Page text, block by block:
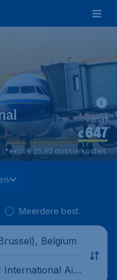
€647*
vanaf
*excl. € 25,90 dossierkosten.
Meerdere best.
Belgium
International Air